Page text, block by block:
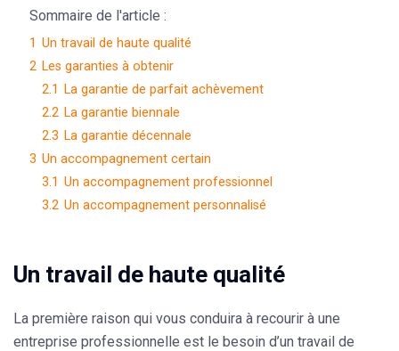
Sommaire de l'article :
1 Un travail de haute qualité
2 Les garanties à obtenir
2.1
La garantie de parfait achèvement
2.2 La garantie biennale
2.3 La garantie décennale
3 Un accompagnement certain
3.1 Un accompagnement professionnel
3.2 Un accompagnement personnalisé
Un travail de haute qualité
La première raison qui vous conduira à recourir à une
entreprise professionnelle est le besoin d’un travail de